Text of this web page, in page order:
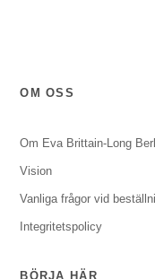
OM OSS
Om Eva Brittain-Long
Vision
Vanliga frågor vid
Integritetspolicy
BÖRJA HÄR